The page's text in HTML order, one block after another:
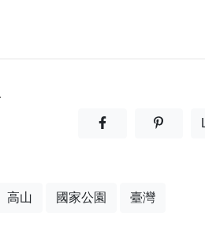
分享至facebook(另
分享至噗
高山 國家公園 臺灣